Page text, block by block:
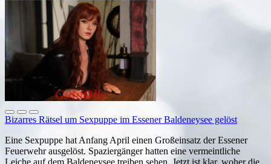
Bizarres Rätsel um Sexpuppe im Essener Baldeneysee gelöst
Eine Sexpuppe hat Anfang April einen Großeinsatz der Essener
Feuerwehr ausgelöst. Spaziergänger hatten eine vermeintliche
Leiche auf dem Baldeneysee treiben sehen. Jetzt ist klar, woher die